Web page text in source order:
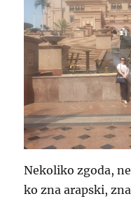
Nekoliko zgoda,
ko zna arapski,